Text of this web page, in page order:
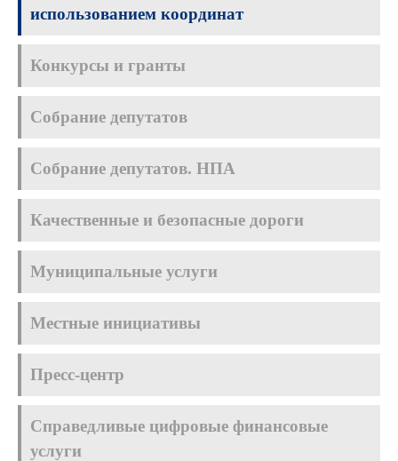
использованием координат
Конкурсы и гранты
Собрание депутатов
Собрание депутатов. НПА
Качественные и безопасные дороги
Муниципальные услуги
Местные инициативы
Пресс-центр
Справедливые цифровые финансовые
услуги